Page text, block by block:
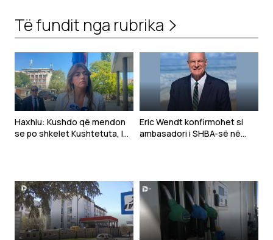
Të fundit nga rubrika
Haxhiu: Kushdo që mendon
se po shkelet Kushtetuta, le
Eric Wendt konfirmohet si
ambasadori i SHBA-së në